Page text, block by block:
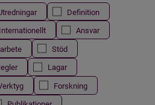
Definition
Internationellt
Ansvar
Stöd
Lagar
Forskning